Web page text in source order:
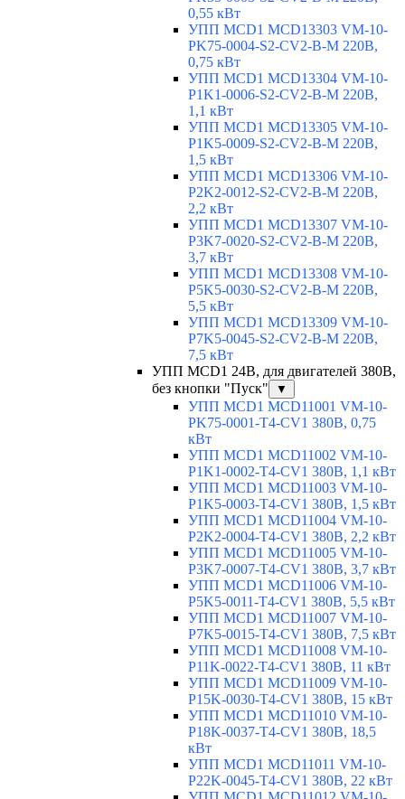
0,55 кВт
УПП MCD1 MCD13303 VM-10-
PK75-0004-S2-CV2-B-M 220В,
0,75 кВт
УПП MCD1 MCD13304 VM-10-
P1K1-0006-S2-CV2-B-M 220В,
1,1 кВт
УПП MCD1 MCD13305 VM-10-
P1K5-0009-S2-CV2-B-M 220В,
1,5 кВт
УПП MCD1 MCD13306 VM-10-
P2K2-0012-S2-CV2-B-M 220В,
2,2 кВт
УПП MCD1 MCD13307 VM-10-
P3K7-0020-S2-CV2-B-M 220В,
3,7 кВт
УПП MCD1 MCD13308 VM-10-
P5K5-0030-S2-CV2-B-M 220В,
5,5 кВт
УПП MCD1 MCD13309 VM-10-
P7K5-0045-S2-CV2-B-M 220В,
7,5 кВт
УПП MCD1 24В, для двигателей 380В,
без кнопки "Пуск"
▼
УПП MCD1 MCD11001 VM-10-
PK75-0001-T4-CV1 380В, 0,75
кВт
УПП MCD1 MCD11002 VM-10-
P1K1-0002-T4-CV1 380В, 1,1 кВт
УПП MCD1 MCD11003 VM-10-
P1K5-0003-T4-CV1 380В, 1,5 кВт
УПП MCD1 MCD11004 VM-10-
P2K2-0004-T4-CV1 380В, 2,2 кВт
УПП MCD1 MCD11005 VM-10-
P3K7-0007-T4-CV1 380В, 3,7 кВт
УПП MCD1 MCD11006 VM-10-
P5K5-0011-T4-CV1 380В, 5,5 кВт
УПП MCD1 MCD11007 VM-10-
P7K5-0015-T4-CV1 380В, 7,5 кВт
УПП MCD1 MCD11008 VM-10-
P11K-0022-T4-CV1 380В, 11 кВт
УПП MCD1 MCD11009 VM-10-
P15K-0030-T4-CV1 380В, 15 кВт
УПП MCD1 MCD11010 VM-10-
P18K-0037-T4-CV1 380В, 18,5
кВт
УПП MCD1 MCD11011 VM-10-
P22K-0045-T4-CV1 380В, 22 кВт